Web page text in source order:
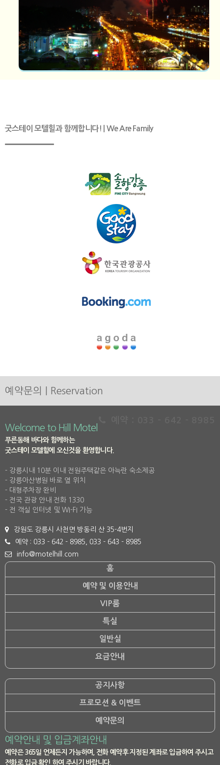
강릉단오제 예부터 영동지역 사람들은 가장 높고 신성한 대관령 고
개에 국사서낭신이 좌정해 주민들...
굿스테이 모텔힐과 함께합니다! | We Are Family
예약문의 | Reservation
Welcome to Hill Motel
푸른동해 바다와 함께하는
굿스테이 모텔힐에 오신것을 환영합니다.
- 강릉시내 10분 이내 전원주택같은 아늑란 숙소제공
- 강릉아산병원 바로 옆 위치
- 대형주차장 완비
- 전국 관광 안내 전화 1330
- 전 객실 인터넷 및 WI-FI 가능
강원도 강릉시 사천면 방동리 산 35-4번지
예약 : 033 - 642 - 8985, 033 - 643 - 8985
info@motelhill.com
홈
예약 및 이용안내
VIP룸
특실
일반실
요금안내
공지사항
프로모션 & 이벤트
예약문의
예약안내 및 입금계좌안내
예약은 365일 언제든지 가능하며, 전화 예약후 지정된 계좌로 입금하여 주시고
전화로 입금 확인 하여 주시기 바랍니다.